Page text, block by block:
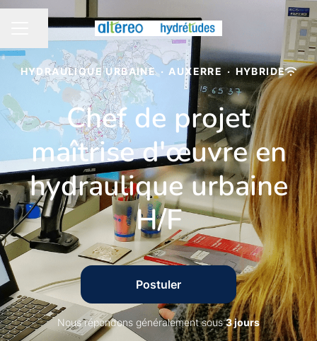
MENU CARRIÈRE
Partager la page
HYDRAULIQUE URBAINE · AUXERRE · HYBRIDE
Chef de projet
maîtrise d'œuvre en
hydraulique urbaine
H/F
Postuler
Nous répondons généralement sous3 jours